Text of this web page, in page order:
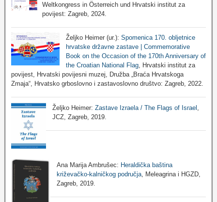
Weltkongress in Österreich und Hrvatski institut za
povijest: Zagreb, 2024.
Željko Heimer (ur.): Spomenica 170. obljetnice
hrvatske državne zastave | Commemorative
Book on the Occasion of the 170th Anniversary of
the Croatian National Flag, Hrvatski institut za
povijest, Hrvatski povijesni muzej, Družba „Braća Hrvatskoga
Zmaja“, Hrvatsko grboslovno i zastavoslovno društvo: Zagreb, 2022.
Željko Heimer:Zastave Izraela / The Flags of Israel
JCZ, Zagreb, 2019.
Ana Marija Ambrušec: Heraldička baština
križevačko-kalničkog područja, Meleagrina i HGZD,
Zagreb, 2019.